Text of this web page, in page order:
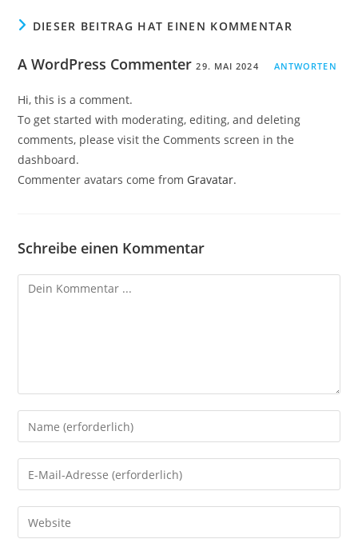
DIESER BEITRAG HAT EINEN KOMMENTAR
A WordPress Commenter 29. MAI 2024 ANTWORTEN
Hi, this is a comment.
To get started with moderating, editing, and deleting
comments, please visit the Comments screen in the
dashboard.
Commenter avatars come from Gravatar.
Schreibe einen Kommentar